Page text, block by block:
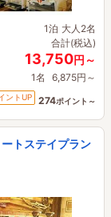
1泊 大人2名
合計(税込)
13,750円～
1名 6,875円～
ントUP 274ポイント～
トステイプラン